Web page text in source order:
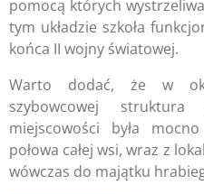
pomocą których
tym układzie szkoła
końca II wojny światowej.
Warto dodać, że w
szybowcowej
miejscowości była
połowa całej wsi, wraz z
wówczas do majątku